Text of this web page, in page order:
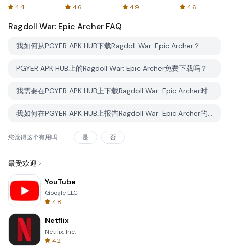
4.4
Spreadsheets
4.6 4.9
AFTVnews
4.6
Ragdoll War: Epic Archer FAQ
我如何从PGYER APK HUB下载Ragdoll War: Epic Archer？
PGYER APK HUB上的Ragdoll War: Epic Archer免费下载吗？
我需要在PGYER APK HUB上下载Ragdoll War: Epic Archer时需要账户吗？
我如何在PGYER APK HUB上报告Ragdoll War: Epic Archer的问题？
您觉得这个有用吗 是 否
最受欢迎
YouTube
Google LLC
4.8
Netflix
Netflix, Inc.
4.2